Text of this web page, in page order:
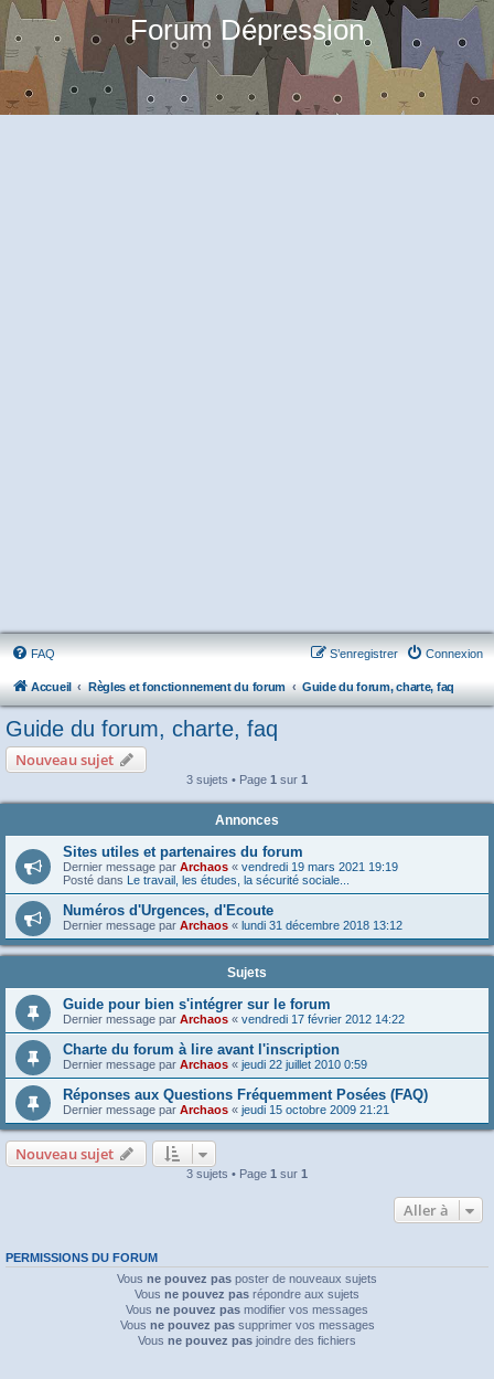
Forum Dépression
FAQ Connexion
S’enregistrer
Accueil Règles et fonctionnement du forum Guide du forum, charte, faq
Guide du forum, charte, faq
Nouveau sujet
3 sujets • Page 1 sur 1
Annonces
Sites utiles et partenaires du forum
Dernier message par Archaos « vendredi 19 mars 2021 19:19
Posté dans Le travail, les études, la sécurité sociale...
Numéros d'Urgences, d'Ecoute
Dernier message par Archaos « lundi 31 décembre 2018 13:12
Sujets
Guide pour bien s'intégrer sur le forum
Dernier message par Archaos « vendredi 17 février 2012 14:22
Charte du forum à lire avant l'inscription
Dernier message par Archaos « jeudi 22 juillet 2010 0:59
Réponses aux Questions Fréquemment Posées (FAQ)
Dernier message par Archaos « jeudi 15 octobre 2009 21:21
Nouveau sujet
3 sujets • Page 1 sur 1
Aller à
PERMISSIONS DU FORUM
Vous ne pouvez pas poster de nouveaux sujets
Vous ne pouvez pas répondre aux sujets
Vous ne pouvez pas modifier vos messages
Vous ne pouvez passupprimer vos messages
Vous ne pouvez pas joindre des fichiers